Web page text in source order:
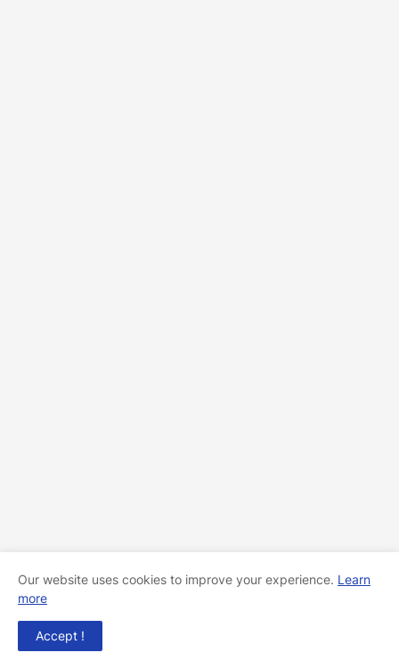
Our website uses cookies to improve your experience. Learn
more
Accept !